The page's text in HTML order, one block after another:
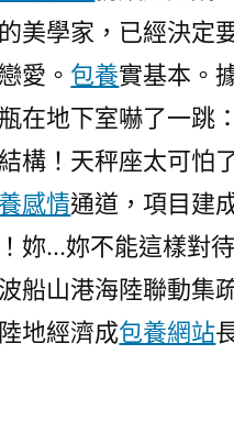
美學家，已經決定
愛。 包養實基本。
在地下室嚇了一跳
構！天秤座太可怕
感情通道，項目建
妳…妳不能這樣對
船山港海陸聯動集
地經濟成包養網站